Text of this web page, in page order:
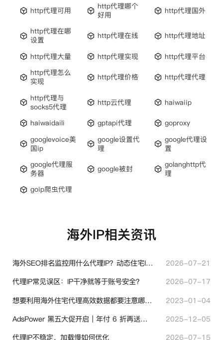
http代理可用
http代理哪个
好用
http代理国外
http代理在哪
设置
http代理在线 http代理地址
http代理大量 http代理实现
http代理平台
http代理怎么
实现
http代理价格 http代理代理
http代理与
socks5代理
http云代理 haiwaiip
haiwaidaili gptapi代理
goproxy
googlevoice美
国ip
google设置代
理
google代理设
置
google代理服
务器
google被封
golanghttp代
理
goip爬虫代理
海外IP相关资讯
海外SEO排名监控用什么代理IP？动态住宅IP与静态住宅IP怎么选
2026-07-21
代理IP常见误区：IP干净就等于账号安全？
2026-07-17
想要利用海外住宅代理高效数据都要注意哪些地方？
2023-01-04
AdsPower 黑五大促开启｜年付 6 折再送半年＋豪礼抽奖
2025-12-05
代理IP不稳定、加载慢如何优化
2026-07-15